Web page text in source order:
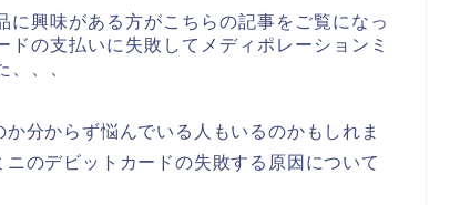
に興味がある方がこちらの記事をご覧になっ
の支払いに失敗してメディポレーションミ
、、、
分からず悩んでいる人もいるのかもしれま
のデビットカードの失敗する原因について